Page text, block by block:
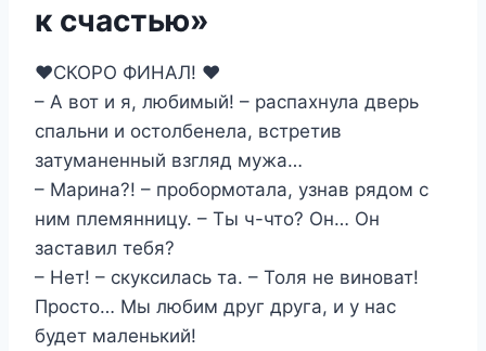
к счастью»
❤️СКОРО ФИНАЛ! ❤️
– А вот и я, любимый! – распахнула дверь
спальни и остолбенела, встретив
затуманенный взгляд мужа…
– Марина?! – пробормотала, узнав рядом с
ним племянницу. – Ты ч-что? Он… Он
заставил тебя?
– Нет! – скуксилась та. – Толя не виноват!
Просто… Мы любим друг друга, и у нас
будет маленький!